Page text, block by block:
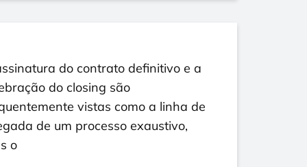
do contrato definitivo e a
do closing são
vistas como a linha de
de um processo exaustivo,
o